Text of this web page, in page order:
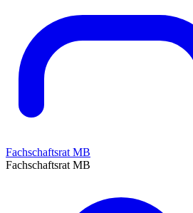
Fachschaftsrat MB
Fachschaftsrat MB